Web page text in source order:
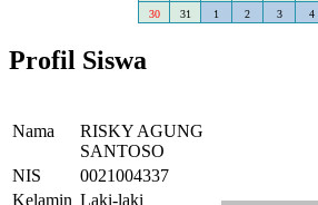
30
31 1 2 3 4
Profil Siswa
Nama
RISKY AGUNG
SANTOSO
NIS
0021004337
Kelamin Laki-laki